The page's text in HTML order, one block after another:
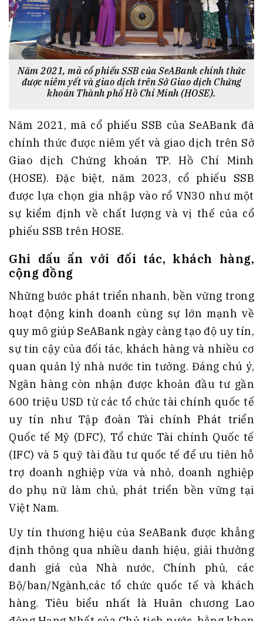
Năm 2021, mã cổ phiếu SSB của SeABank chính thức
được niêm yết và giao dịch trên Sở Giao dịch Chứng
khoán Thành phố Hồ Chí Minh (HOSE).
Năm 2021, mã cổ phiếu SSB của SeABank đã
chính thức được niêm yết và giao dịch trên Sở
Giao dịch Chứng khoán TP. Hồ Chí Minh
(HOSE). Đặc biệt, năm 2023, cổ phiếu SSB
được lựa chọn gia nhập vào rổ VN30 như một
sự kiểm định về chất lượng và vị thế của cổ
phiếu SSB trên HOSE.
Ghi dấu ấn với đối tác, khách hàng,
cộng đồng
Những bước phát triển nhanh, bền vững trong
hoạt động kinh doanh cùng sự lớn mạnh về
quy mô giúp SeABank ngày càng tạo độ uy tín,
sự tin cậy của đối tác, khách hàng và nhiều cơ
quan quản lý nhà nước tin tưởng. Đáng chú ý,
Ngân hàng còn nhận được khoản đầu tư gần
600 triệu USD từ các tổ chức tài chính quốc tế
uy tín như Tập đoàn Tài chính Phát triển
Quốc tế Mỹ (DFC), Tổ chức Tài chính Quốc tế
(IFC) và 5 quỹ tài đầu tư quốc tế để ưu tiên hỗ
trợ doanh nghiệp vừa và nhỏ, doanh nghiệp
do phụ nữ làm chủ, phát triển bền vững tại
Việt Nam.
Uy tín thương hiệu của SeABank được khẳng
định thông qua nhiều danh hiệu, giải thưởng
danh giá của Nhà nước, Chính phủ, các
Bộ/ban/Ngành,các tổ chức quốc tế và khách
hàng. Tiêu biểu nhất là Huân chương Lao